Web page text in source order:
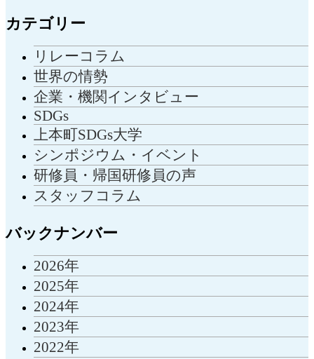
カテゴリー
リレーコラム
世界の情勢
企業・機関インタビュー
SDGs
上本町SDGs大学
シンポジウム・イベント
研修員・帰国研修員の声
スタッフコラム
バックナンバー
2026年
2025年
2024年
2023年
2022年